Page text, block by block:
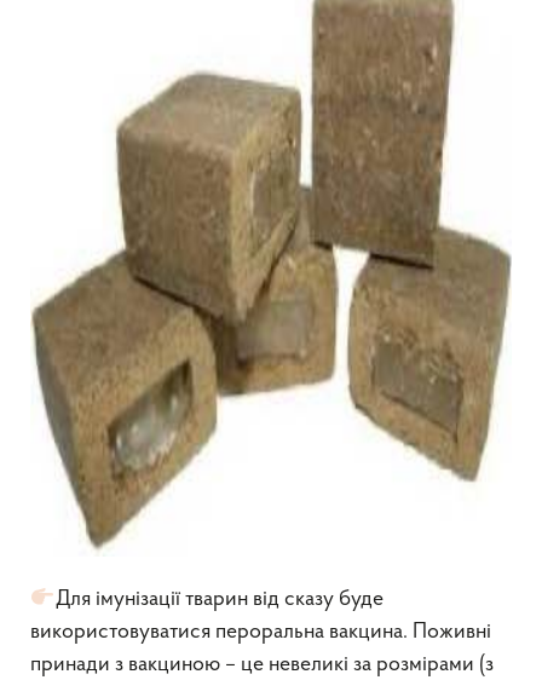
Для імунізації тварин від сказу буде
використовуватися пероральна вакцина. Поживні
принади з вакциною – це невеликі за розмірами (з